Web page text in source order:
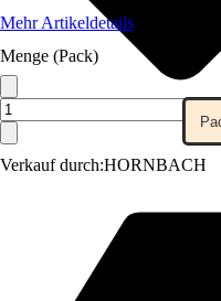
Verkauf durch:HORNBACH
Mehr Artikeldetails
Menge (Pack)